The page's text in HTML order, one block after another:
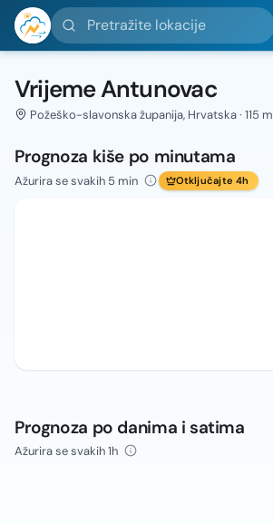
Pretražite lokacije
Vrijeme Antunovac
Požeško-slavonska županija, Hrvatska · 115 m
Prognoza kiše po minutama
Ažurira se svakih 5 min Otključajte 4h
Prognoza po danima i satima
Ažurira se svakih 1h